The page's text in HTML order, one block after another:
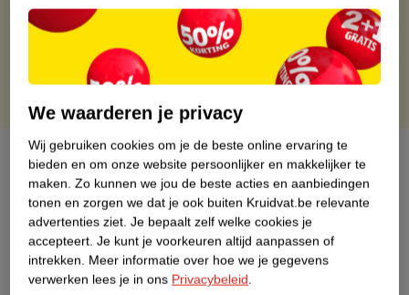
Gratis retourneren binnen 30 dagen
Gratis punten met je Kruidvat kaart
Over dit product
Productinformatie
Etiketinformatie
We waarderen je privacy
Wij gebruiken cookies om je de beste online ervaring te
bieden en om onze website persoonlijker en makkelijker te
maken. Zo kunnen we jou de beste acties en aanbiedingen
tonen en zorgen we dat je ook buiten Kruidvat.be relevante
advertenties ziet. Je bepaalt zelf welke cookies je
accepteert. Je kunt je voorkeuren altijd aanpassen of
intrekken. Meer informatie over hoe we je gegevens
verwerken lees je in ons Privacybeleid.